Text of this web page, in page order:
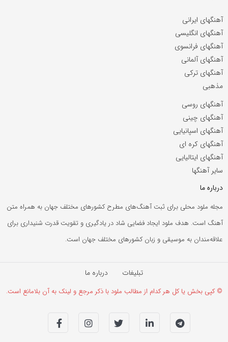
آهنگهای ایرانی
آهنگهای انگلیسی
آهنگهای فرانسوی
آهنگهای آلمانی
آهنگهای ترکی
مذهبی
آهنگهای روسی
آهنگهای چینی
آهنگهای اسپانیایی
آهنگهای کره ای
آهنگهای ایتالیایی
سایر آهنگها
درباره ما
مجله ملود محلی برای ثبت آهنگ‌های مطرح کشورهای مختلف جهان به همراه متن
آهنگ است. هدف ملود ایجاد فضایی شاد در یادگیری و تقویت قدرت شنیداری برای
علاقه‌مندان به موسیقی و زبان کشورهای مختلف جهان است.
تبلیغات درباره ما
© کپی بخش یا کل هر کدام از مطالب ملود با ذکر مرجع و لینک به آن بلامانع است.